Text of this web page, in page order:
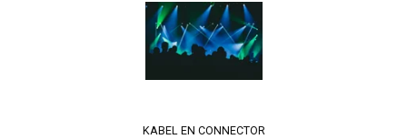
KABEL EN CONNECTOR